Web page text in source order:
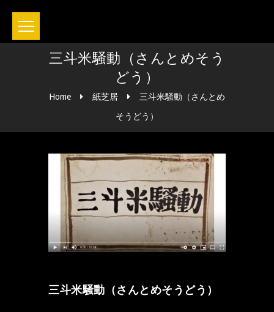
三斗米騒動（さんとめそう
どう）
Home 紙芝居
三斗米騒動（さんとめ
そうどう）
三斗米騒動（さんとめそうどう）